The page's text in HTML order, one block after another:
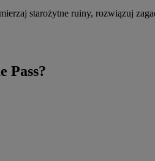
starożytne ruiny, rozwiązuj
Pass?